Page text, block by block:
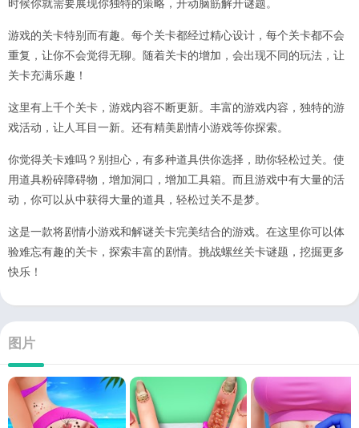
游戏的关卡特别而有趣。每个关卡都经过精心设计，每个关卡都不会
重复，让你不会觉得无聊。随着关卡的增加，会出现不同的玩法，让
关卡充满乐趣！
这里有上千个关卡，游戏内容不断更新。丰富的游戏内容，独特的游
戏活动，让人耳目一新。还有精美剧情小游戏等你探索。
你觉得关卡难吗？别担心，有多种道具供你选择，助你轻松过关。使
用道具粉碎障碍物，增加洞口，增加工具箱。而且游戏中有大量的活
动，你可以从中获得大量的道具，轻松过关不是梦。
这是一款将剧情小游戏和解谜关卡完美结合的游戏。在这里你可以体
验难忘有趣的关卡，探索丰富的剧情。挑战螺丝关卡谜题，挖掘更多
快乐！
图片